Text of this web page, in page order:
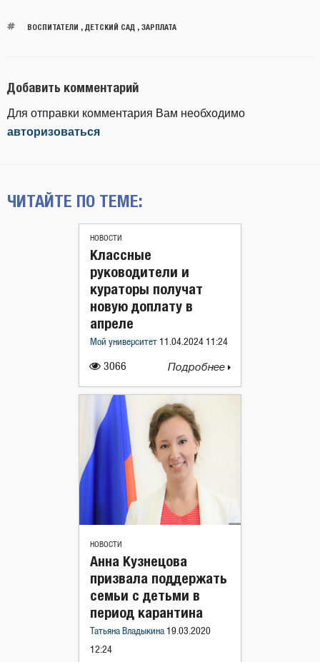
ВОСПИТАТЕЛИ ДЕТСКИЙ САД ЗАРПЛАТА
Добавить комментарий
Для отправки комментария Вам необходимо
авторизоваться
ЧИТАЙТЕ ПО ТЕМЕ:
НОВОСТИ
3066
Классные
руководители и
кураторы получат
новую доплату в
апреле
Мой университет 11.04.2024 11:24
Подробнее
НОВОСТИ
Анна Кузнецова
призвала поддержать
семьи с детьми в
период карантина
Татьяна Владыкина 19.03.2020
12:24